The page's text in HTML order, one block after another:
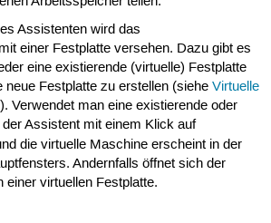
Assistenten wird das
einer Festplatte versehen. Dazu gibt es
eine existierende (virtuelle) Festplatte
neue Festplatte zu erstellen (siehe Virtuelle
). Verwendet man eine existierende oder
Assistent mit einem Klick auf
die virtuelle Maschine erscheint in der
Andernfalls öffnet sich der
einer virtuellen Festplatte.